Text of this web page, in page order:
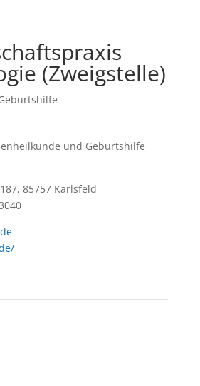
(Zweigstelle)
und Geburtshilfe
85757 Karlsfeld